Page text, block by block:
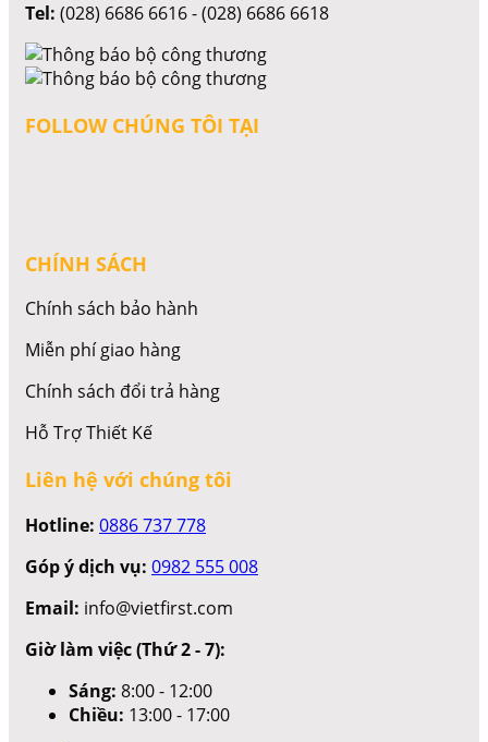
Tel: (028) 6686 6616 - (028) 6686 6618
FOLLOW CHÚNG TÔI TẠI
CHÍNH SÁCH
Chính sách bảo hành
Miễn phí giao hàng
Chính sách đổi trả hàng
Hỗ Trợ Thiết Kế
Liên hệ với chúng tôi
Hotline: 0886 737 778
Góp ý dịch vụ: 0982 555 008
Email: info@vietfirst.com
Giờ làm việc (Thứ 2 - 7):
Sáng: 8:00 - 12:00
Chiều: 13:00 - 17:00